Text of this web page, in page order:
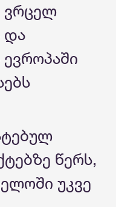
ვრცელ
და
წერს,
უკვე